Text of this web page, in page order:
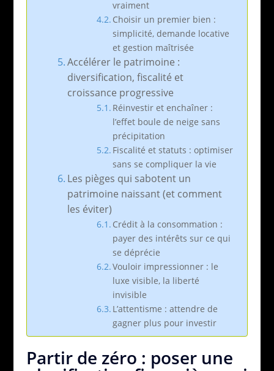
vraiment
Choisir un premier bien :
simplicité, demande locative
et gestion maîtrisée
Accélérer le patrimoine :
diversification, fiscalité et
croissance progressive
Réinvestir et enchaîner :
l’effet boule de neige sans
précipitation
Fiscalité et statuts : optimiser
sans se compliquer la vie
Les pièges qui sabotent un
patrimoine naissant (et comment
les éviter)
Crédit à la consommation :
payer des intérêts sur ce qui
se déprécie
Vouloir impressionner : le
luxe visible, la liberté
invisible
L’attentisme : attendre de
gagner plus pour investir
Partir de zéro : poser une